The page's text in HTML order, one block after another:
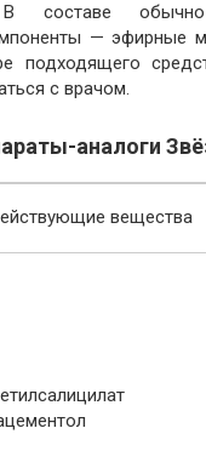
В составе обычно
— эфирные
подходящего
с врачом.
аналоги
вещества